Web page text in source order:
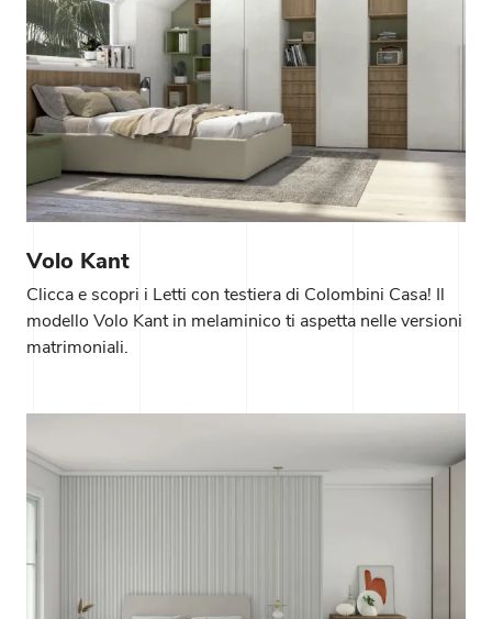
Volo Kant
Clicca e scopri i Letti con testiera di Colombini Casa! Il
modello Volo Kant in melaminico ti aspetta nelle versioni
matrimoniali.